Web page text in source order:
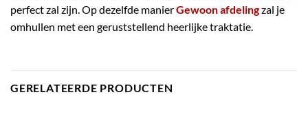
perfect zal zijn. Op dezelfde manierGewoon afdelingzal je
omhullen met een geruststellend heerlijke traktatie.
GERELATEERDE PRODUCTEN